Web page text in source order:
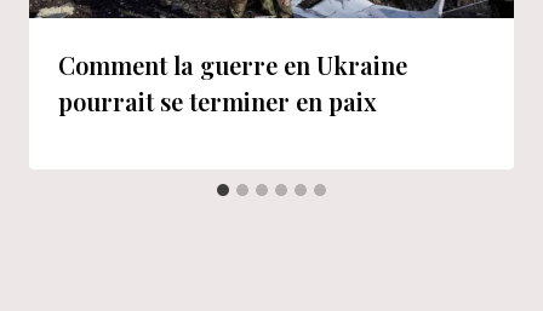
Comment la guerre en Ukraine
pourrait se terminer en paix